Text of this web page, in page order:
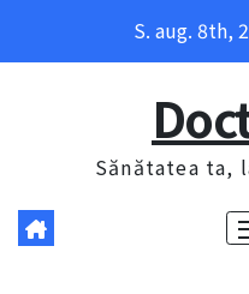
S. aug. 8th,
Sănătatea ta,